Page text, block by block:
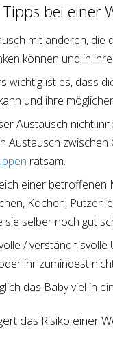
bei einer
mit anderen,
können und in
wichtig ist es, dass
und ihre
Austausch nicht
Austausch
ratsam.
einer betroffenen
Kochen, Putzen
sie selber noch gut
/
ihr zumindest
das Baby viel in
das Risiko einer